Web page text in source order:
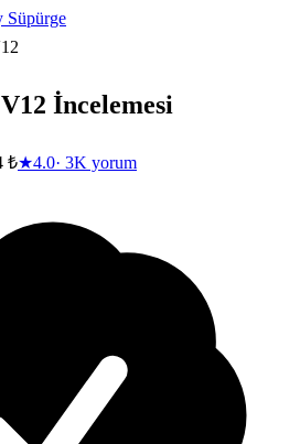
Süpürge
İncelemesi
₺★4.0· 3K yorum